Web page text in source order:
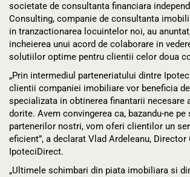
societate de consultanta financiara
Consulting, companie de consultanta
in tranzactionarea locuintelor noi, au
incheierea unui acord de colaborare in
solutiilor optime pentru clientii celor doua
„Prin intermediul parteneriatului dintre
clientii companiei imobiliare vor beneficia
specializata in obtinerea finantarii necesare
dorite. Avem convingerea ca, bazandu-ne pe
partenerilor nostri, vom oferi clientilor un
eficient”, a declarat Vlad Ardeleanu, Director
IpoteciDirect.
„Ultimele schimbari din piata imobiliara si